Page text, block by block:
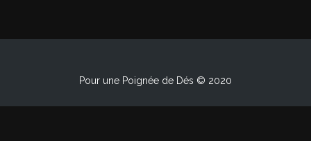
Pour une Poignée de Dés © 2020